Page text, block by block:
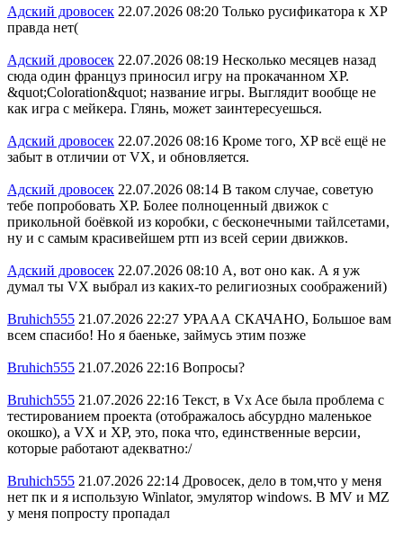
Адский дровосек 22.07.2026 08:20 Только русификатора к ХР
правда нет(
Адский дровосек 22.07.2026 08:19 Несколько месяцев назад
сюда один француз приносил игру на прокачанном XP.
&quot;Coloration&quot; название игры. Выглядит вообще не
как игра с мейкера. Глянь, может заинтересуешься.
Адский дровосек 22.07.2026 08:16 Кроме того, XP всё ещё не
забыт в отличии от VX, и обновляется.
Адский дровосек 22.07.2026 08:14 В таком случае, советую
тебе попробовать XP. Более полноценный движок с
прикольной боёвкой из коробки, с бесконечными тайлсетами,
ну и с самым красивейшем ртп из всей серии движков.
Адский дровосек 22.07.2026 08:10 А, вот оно как. А я уж
думал ты VX выбрал из каких-то религиозных соображений)
Bruhich555 21.07.2026 22:27 УРААА СКАЧАНО, Большое вам
всем спасибо! Но я баеньке, займусь этим позже
Bruhich555 21.07.2026 22:16 Вопросы?
Bruhich555 21.07.2026 22:16 Текст, в Vx Ace была проблема с
тестированием проекта (отображалось абсурдно маленькое
окошко), а VX и XP, это, пока что, единственные версии,
которые работают адекватно:/
Bruhich555 21.07.2026 22:14 Дровосек, дело в том,что у меня
нет пк и я использую Winlator, эмулятор windows. В MV и MZ
у меня попросту пропадал